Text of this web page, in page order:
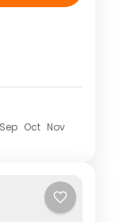
Dulce,
Tikal y
Sep Oct Nov